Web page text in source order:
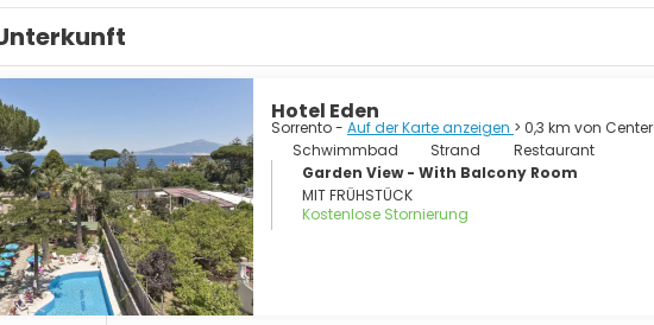
Hafen.
Campanella. Naturschutzgebiet.
Römische Ruinen in Capo di Sorrento.
di Terranova. Sorrentos Gemäldegalerie.
Museum der Halbinsel von Sorrent.
della Tasia Lignea. Eine Sammlung lokaler angewandter Kunst.
Hotel Eden
Sorrento - Auf der Karte anzeigen > 0,3 km von Center
Schwimmbad
Strand
Restaurant
Garden View - With Balcony Room
MIT FRÜHSTÜCK
Kostenlose Stornierung